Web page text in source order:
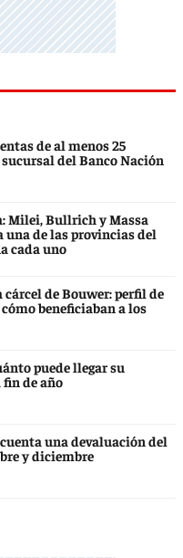
de al menos 25
del Banco Nación
Milei, Bullrich y Massa
una de las provincias del
cada uno
cárcel de Bouwer: perfil de
beneficiaban a los
puede llegar su
de año
una devaluación del
y diciembre